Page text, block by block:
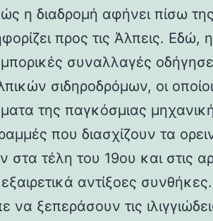
η διαδρομή αφήνει πίσω
προς τις Άλπεις. Εδώ,
συναλλαγές
σιδηροδρόμων, οι
της παγκόσμιας
που διασχίζουν τα
τέλη του 19ου και στις
αντίξοες
να ξεπεράσουν τις